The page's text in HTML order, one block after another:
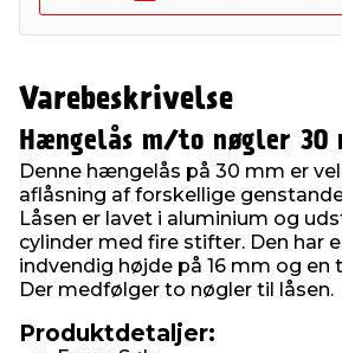
Varebeskrivelse
Hængelås m/to nøgler 30
Denne hængelås på 30 mm er
aflåsning af forskellige
Låsen er lavet i aluminium og
cylinder med fire stifter. Den har
indvendig højde på 16 mm og en
Der medfølger to nøgler til låsen.
Produktdetaljer: